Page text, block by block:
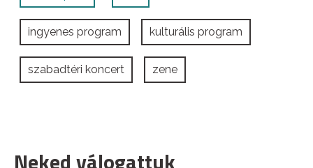
ingyenes program kulturális program
szabadtéri koncert zene
Neked válogattuk